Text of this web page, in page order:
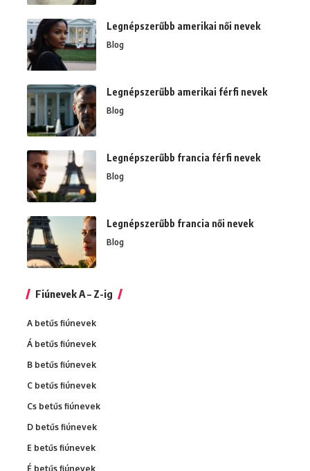
Legnépszerűbb amerikai női nevek
Blog
Legnépszerűbb amerikai férfi nevek
Blog
Legnépszerűbb francia férfi nevek
Blog
Legnépszerűbb francia női nevek
Blog
Fiúnevek A – Z-ig
A betűs fiúnevek
Á betűs fiúnevek
B betűs fiúnevek
C betűs fiúnevek
Cs betűs fiúnevek
D betűs fiúnevek
E betűs fiúnevek
É betűs fiúnevek